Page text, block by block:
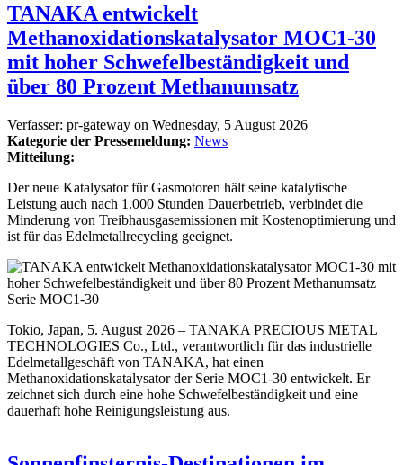
TANAKA entwickelt
Methanoxidationskatalysator MOC1-30
mit hoher Schwefelbeständigkeit und
über 80 Prozent Methanumsatz
Verfasser: pr-gateway on Wednesday, 5 August 2026
Kategorie der Pressemeldung: News
Mitteilung:
Der neue Katalysator für Gasmotoren hält seine katalytische
Leistung auch nach 1.000 Stunden Dauerbetrieb, verbindet die
Minderung von Treibhausgasemissionen mit Kostenoptimierung und
ist für das Edelmetallrecycling geeignet.
Serie MOC1-30
Tokio, Japan, 5. August 2026 – TANAKA PRECIOUS METAL
TECHNOLOGIES Co., Ltd., verantwortlich für das industrielle
Edelmetallgeschäft von TANAKA, hat einen
Methanoxidationskatalysator der Serie MOC1-30 entwickelt. Er
zeichnet sich durch eine hohe Schwefelbeständigkeit und eine
dauerhaft hohe Reinigungsleistung aus.